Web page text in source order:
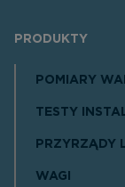
PRODUKTY
POMIARY
TESTY
PRZYRZĄDY
WAGI